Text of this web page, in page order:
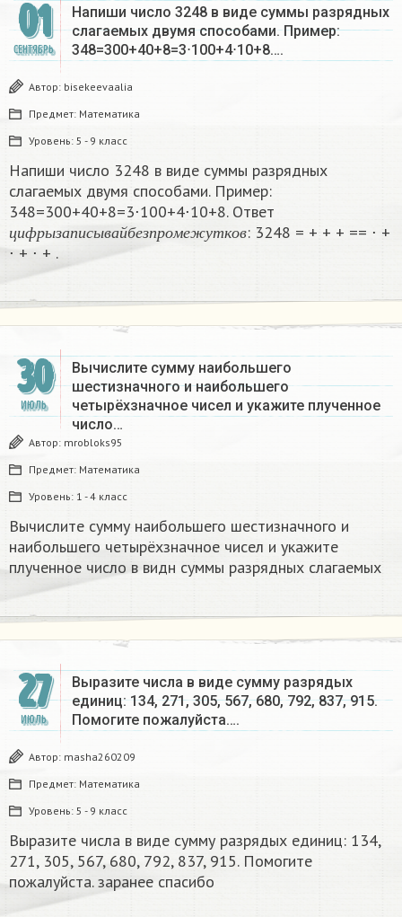
01
СЕНТЯБРЬ
Напиши число 3248 в виде суммы разрядных
слагаемых двумя способами. Пример:
348=300+40+8=3⋅100+4⋅10+8….
Автор: bisekeevaalia
Предмет: Математика
Уровень: 5 - 9 класс
Напиши число 3248 в виде суммы разрядных
слагаемых двумя способами. Пример:
348=300+40+8=3⋅100+4⋅10+8. Ответ
ц и ф р ыз а п и с ыв а й б е з п р оме ж у т к о в
цифрызаписывайбезпромежутк
: 3248 = + + + == ⋅ +
⋅ + ⋅ + .
30
ИЮЛЬ
Вычислите сумму наибольшего
шестизначного и наибольшего
четырёхзначное чисел и укажите плученное
число…
Автор: mrobloks95
Предмет: Математика
Уровень: 1 - 4 класс
Вычислите сумму наибольшего шестизначного и
наибольшего четырёхзначное чисел и укажите
плученное число в видн суммы разрядных слагаемых
27
ИЮЛЬ
Выразите числа в виде сумму разрядых
единиц: 134, 271, 305, 567, 680, 792, 837, 915.
Помогите пожалуйста….
Автор: masha260209
Предмет: Математика
Уровень: 5 - 9 класс
Выразите числа в виде сумму разрядых единиц: 134,
271, 305, 567, 680, 792, 837, 915. Помогите
пожалуйста. заранее спасибо